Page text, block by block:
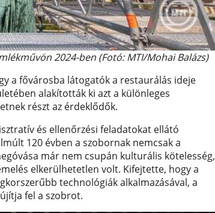
2024-ben (Fotó: MTI/Mohai Balázs)
a fővárosba látogatók a restaurálás ideje
alakították ki azt a különleges
részt az érdeklődők.
és ellenőrzési feladatokat ellátó
120 évben a szobornak nemcsak a
már nem csupán kulturális kötelesség,
elkerülhetetlen volt. Kifejtette, hogy a
technológiák alkalmazásával, a
fel a szobrot.